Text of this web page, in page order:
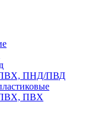
ПНД/ПВД
ПВХ